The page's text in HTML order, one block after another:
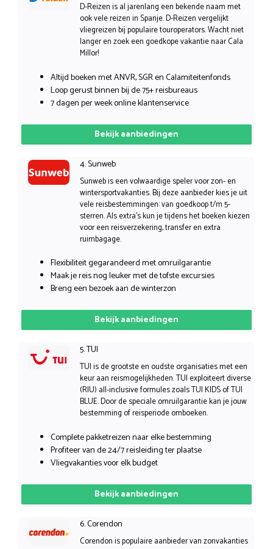
D-Reizen is al jarenlang een bekende naam met
ook vele reizen in Spanje. D-Reizen vergelijkt
vliegreizen bij populaire touroperators. Wacht niet
langer en zoek een goedkope vakantie naar Cala
Millor!
Altijd boeken met ANVR, SGR en Calamiteitenfonds
Loop gerust binnen bij de 75+ reisbureaus
7 dagen per week online klantenservice
Bekijk aanbiedingen
4. Sunweb
Sunweb is een volwaardige speler voor zon- en
wintersportvakanties. Bij deze aanbieder kies je uit
vele reisbestemmingen: van goedkoop t/m 5-
sterren. Als extra’s kun je tijdens het boeken kiezen
voor een reisverzekering, transfer en extra
ruimbagage.
Flexibiliteit gegarandeerd met omruilgarantie
Maak je reis nog leuker met de tofste excursies
Breng een bezoek aan de winterzon
Bekijk aanbiedingen
5. TUI
TUI is de grootste en oudste organisaties met een
keur aan reismogelijkheden. TUI exploiteert diverse
(RIU) all-inclusive formules zoals TUI KIDS of TUI
BLUE. Door de speciale omruilgarantie kan je jouw
bestemming of reisperiode omboeken.
Complete pakketreizen naar elke bestemming
Profiteer van de 24/7 reisleiding ter plaatse
Vliegvakanties voor elk budget
Bekijk aanbiedingen
6. Corendon
Corendon is populaire aanbieder van zonvakanties